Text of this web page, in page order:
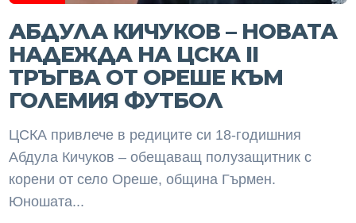
АБДУЛА КИЧУКОВ – НОВАТА
НАДЕЖДА НА ЦСКА II
ТРЪГВА ОТ ОРЕШЕ КЪМ
ГОЛЕМИЯ ФУТБОЛ
ЦСКА привлече в редиците си 18-годишния
Абдула Кичуков – обещаващ полузащитник с
корени от село Ореше, община Гърмен.
Юношата...